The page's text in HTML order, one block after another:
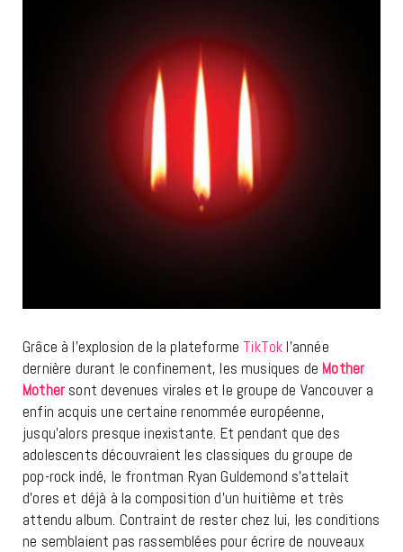
Grâce à l’explosion de la plateforme TikTok l’année
dernière durant le confinement, les musiques de Mother
Mother sont devenues virales et le groupe de Vancouver a
enfin acquis une certaine renommée européenne,
jusqu’alors presque inexistante. Et pendant que des
adolescents découvraient les classiques du groupe de
pop-rock indé, le frontman Ryan Guldemond s’attelait
d’ores et déjà à la composition d’un huitième et très
attendu album. Contraint de rester chez lui, les conditions
ne semblaient pas rassemblées pour écrire de nouveaux